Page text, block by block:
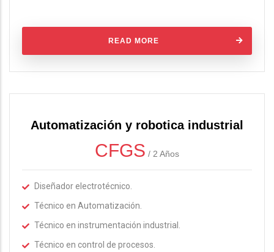
READ MORE
Automatización y robotica industrial
CFGS / 2 Años
Diseñador electrotécnico.
Técnico en Automatización.
Técnico en instrumentación industrial.
Técnico en control de procesos.